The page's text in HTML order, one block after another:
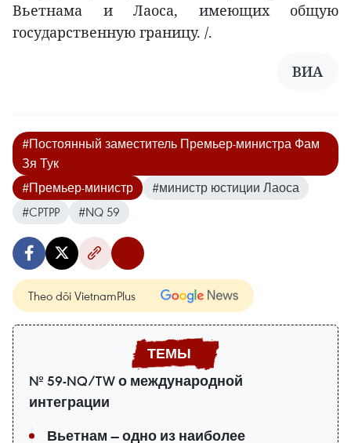
Вьетнама и Лаоса, имеющих общую
государственную границу. /.
ВИА
#Постоянный заместитель Премьер-министра Фам
Зя Тук
#Премьер-министр
#министр юстиции Лаоса
#CPTPP
#NQ 59
Theo dõi VietnamPlus
№ 59-NQ/TW о международной
интеграции
Вьетнам — одно из наиболее